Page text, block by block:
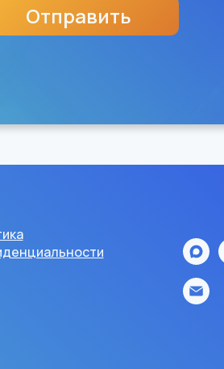
Отправить